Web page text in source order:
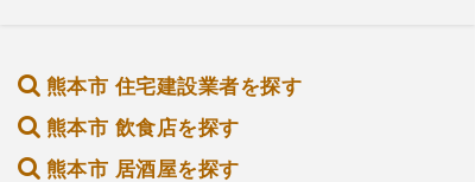
熊本市 住宅建設業者を探す
熊本市 飲食店を探す
熊本市 居酒屋を探す